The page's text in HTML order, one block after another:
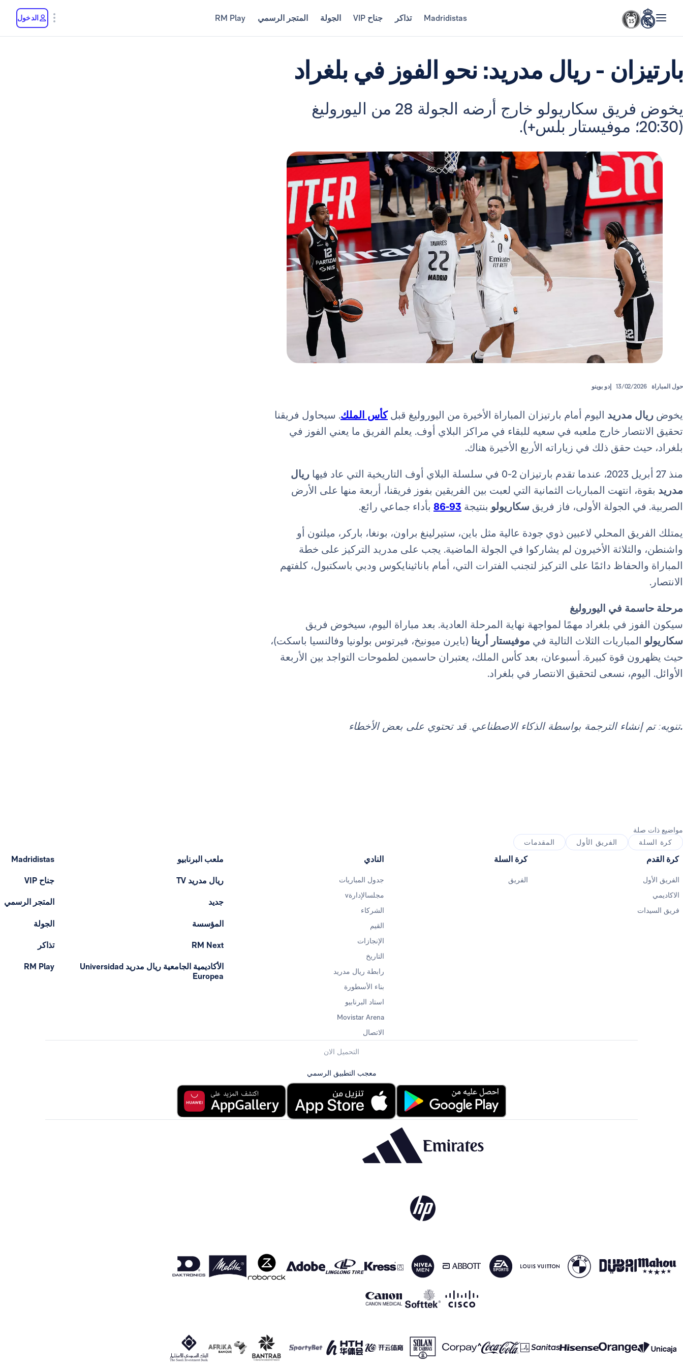
Madridistas تذاكر جناح VIP الجولة المتجر الرسمي RM Play الدخول
بارتيزان - ريال مدريد: نحو الفوز في بلغراد
يخوض فريق سكاريولو خارج أرضه الجولة 28 من اليوروليغ
(20:30؛ موفيستار بلس+).
حول المباراة 13/02/2026 إدو بوينو
يخوض ريال مدريد اليوم أمام بارتيزان المباراة الأخيرة من اليوروليغ قبلكأس الملك. سيحاول فريقنا
تحقيق الانتصار خارج ملعبه في سعيه للبقاء في مراكز البلاي أوف. يعلم الفريق ما يعني الفوز في
بلغراد، حيث حقق ذلك في زياراته الأربع الأخيرة هناك.
منذ 27 أبريل 2023، عندما تقدم بارتيزان 2-0 في سلسلة البلاي أوف التاريخية التي عاد فيها
ريال
مدريد بقوة، انتهت المباريات الثمانية التي لعبت بين الفريقين بفوز فريقنا، أربعة منها على الأرض
الصربية. في الجولة الأولى، فاز فريق سكاريولو بنتيجة 93-86 بأداء جماعي رائع.
يمتلك الفريق المحلي لاعبين ذوي جودة عالية مثل باين، ستيرلينغ براون، بونغا، باركر، ميلتون أو
واشنطن، والثلاثة الأخيرون لم يشاركوا في الجولة الماضية. يجب على مدريد التركيز على خطة
المباراة والحفاظ دائمًا على التركيز لتجنب الفترات التي، أمام باناثينايكوس ودبي باسكتبول، كلفتهم
الانتصار.
مرحلة حاسمة في اليوروليغ
سيكون الفوز في بلغراد مهمًا لمواجهة نهاية المرحلة العادية. بعد مباراة اليوم، سيخوض فريق
سكاريولو المباريات الثلاث التالية في موفيستار أرينا (بايرن ميونيخ، فيرتوس بولونيا وفالنسيا باسكت)،
حيث يظهرون قوة كبيرة. أسبوعان، بعد كأس الملك، يعتبران حاسمين لطموحات التواجد بين الأربعة
الأوائل. اليوم، نسعى لتحقيق الانتصار في بلغراد.
.تنويه: تم إنشاء الترجمة بواسطة الذكاء الاصطناعي. قد تحتوي على بعض الأخطاء
مواضيع ذات صلة
كرة السلة
الفريق الأول المقدمات
كرة القدم
الفريق الأول
الاكاديمي
فريق السيدات
كرة السلة
الفريق
النادي
جدول المباريات
مجلسالإدارةv
الشركاء
القيم
الإنجازات
التاريخ
رابطة ريال مدريد
بناء الأسطورة
استاد البرنابيو
Movistar Arena
الاتصال
ملعب البرنابيو
ريال مدريد TV
جديد
المؤسسة
RM Next
الأكاديمية الجامعية ريال مدريد Universidad
Europea
Madridistas
جناح VIP
المتجر الرسمي
الجولة
تذاكر
RM Play
التحميل الان
معجب التطبيق الرسمي